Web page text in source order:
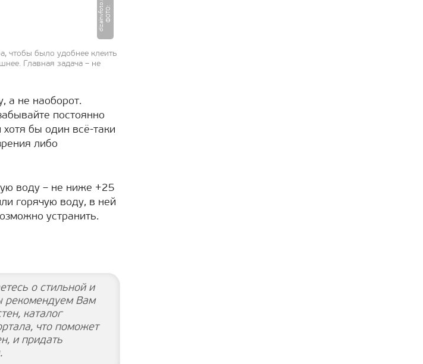
Ф
О
Т
О
:
di
z
ai
n
v
f
o
t
o.
r
u
чтобы было удобнее клеить
Главная задача – не
а не наоборот.
постоянно
бы один всё-таки
либо
воду – не ниже +25
горячую воду, в ней
устранить.
о стильной и
рекомендуем Вам
каталог
что поможет
и придать